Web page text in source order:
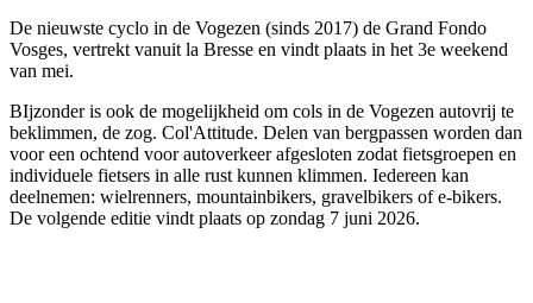
De nieuwste cyclo in de Vogezen (sinds 2017) de Grand Fondo
Vosges, vertrekt vanuit la Bresse en vindt plaats in het 3e weekend
van mei.
BIjzonder is ook de mogelijkheid om cols in de Vogezen autovrij te
beklimmen, de zog. Col'Attitude. Delen van bergpassen worden dan
voor een ochtend voor autoverkeer afgesloten zodat fietsgroepen en
individuele fietsers in alle rust kunnen klimmen. Iedereen kan
deelnemen: wielrenners, mountainbikers, gravelbikers of e-bikers.
De volgende editie vindt plaats op zondag 7 juni 2026.